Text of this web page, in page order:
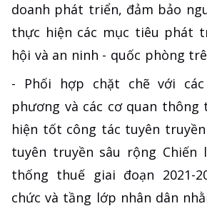
doanh phát triển, đảm bảo
thực hiện các mục tiêu phát
hội và an ninh - quốc phòng
- Phối hợp chặt chẽ với
phương và các cơ quan
hiện tốt công tác tuyên
tuyên truyền sâu rộng Chiến
thống thuế giai đoạn 2021-
chức và tầng lớp nhân dân